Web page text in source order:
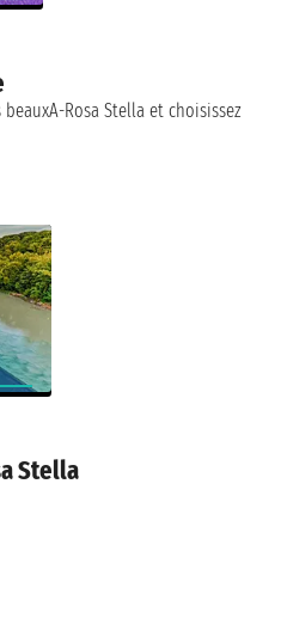
Rosa Stella et choisissez
Stella